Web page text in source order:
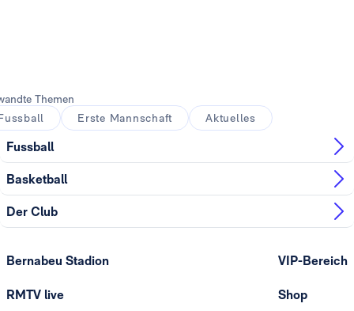
Themen
Erste Mannschaft Aktuelles
Fussball
Basketball
Der Club
Bernabeu Stadion
RMTV live
VIP-Bereich
Shop